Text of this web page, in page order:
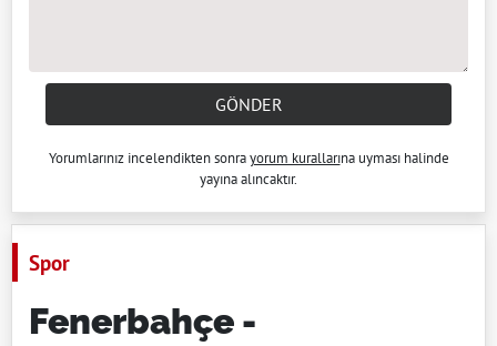
GÖNDER
Yorumlarınız incelendikten sonrayorum kurallarına uyması halinde
yayına alıncaktır.
Spor
Fenerbahçe -